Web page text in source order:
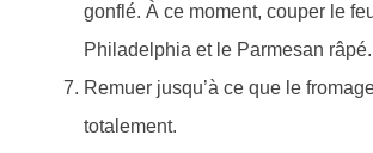
gonflé. À ce moment, couper le
Philadelphia et le Parmesan râpé.
Remuer jusqu’à ce que le
totalement.